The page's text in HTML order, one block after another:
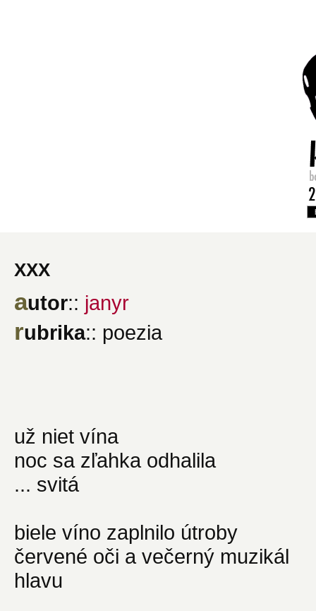
xxx
autor:: janyr
rubrika:: poezia
už niet vína
noc sa zľahka odhalila
... svitá
biele víno zaplnilo útroby
červené oči a večerný muzikál
hlavu